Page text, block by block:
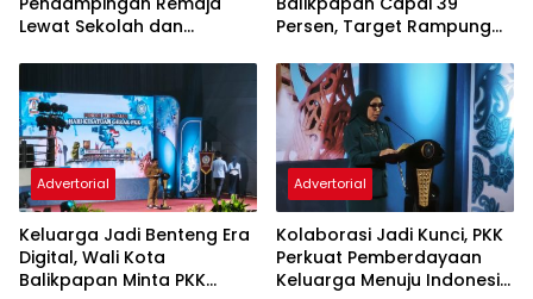
Lewat Sekolah dan
Persen, Target Rampung
Advertorial
Keluarga Jadi Benteng Era
Digital, Wali Kota
Balikpapan Minta PKK
Advertorial
Kolaborasi Jadi Kunci, PKK
Perkuat Pemberdayaan
Keluarga Menuju Indonesia